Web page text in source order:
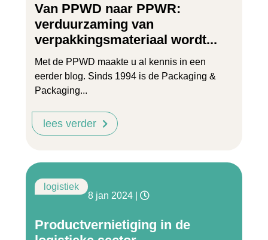
Van PPWD naar PPWR:
verduurzaming van
verpakkingsmateriaal wordt...
Met de PPWD maakte u al kennis in een
eerder blog. Sinds 1994 is de Packaging &
Packaging...
lees verder
logistiek
8 jan 2024
Productvernietiging in de